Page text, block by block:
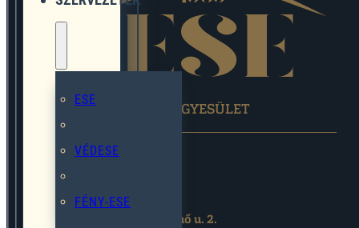
ESE
VÉDESE
FÉNY-ESE
EGYMÁST SEGÍTŐ EGYESÜLET
2119 Pécel,Pihenő u. 2.